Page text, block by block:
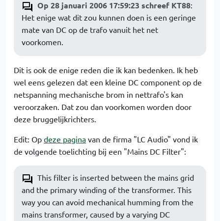
Op 28 januari 2006 17:59:23 schreef KT88:
Het enige wat dit zou kunnen doen is een geringe
mate van DC op de trafo vanuit het net
voorkomen.
Dit is ook de enige reden die ik kan bedenken. Ik heb
wel eens gelezen dat een kleine DC component op de
netspanning mechanische brom in nettrafo's kan
veroorzaken. Dat zou dan voorkomen worden door
deze bruggelijkrichters.
Edit: Op deze pagina van de firma "LC Audio" vond ik
de volgende toelichting bij een "Mains DC Filter":
This filter is inserted between the mains grid
and the primary winding of the transformer. This
way you can avoid mechanical humming from the
mains transformer, caused by a varying DC